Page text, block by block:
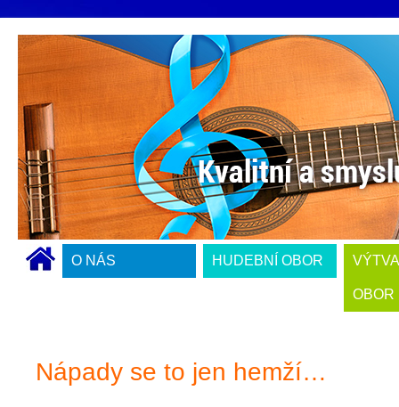
O NÁS HUDEBNÍ OBOR
OBOR
Nápady se to jen hemží…